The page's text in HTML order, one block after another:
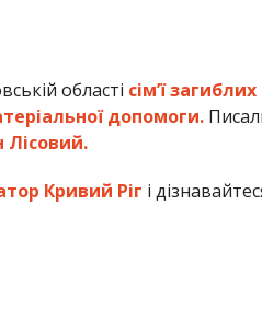
області сім’ї
допомоги.
Лісовий.
Кривий Ріг і